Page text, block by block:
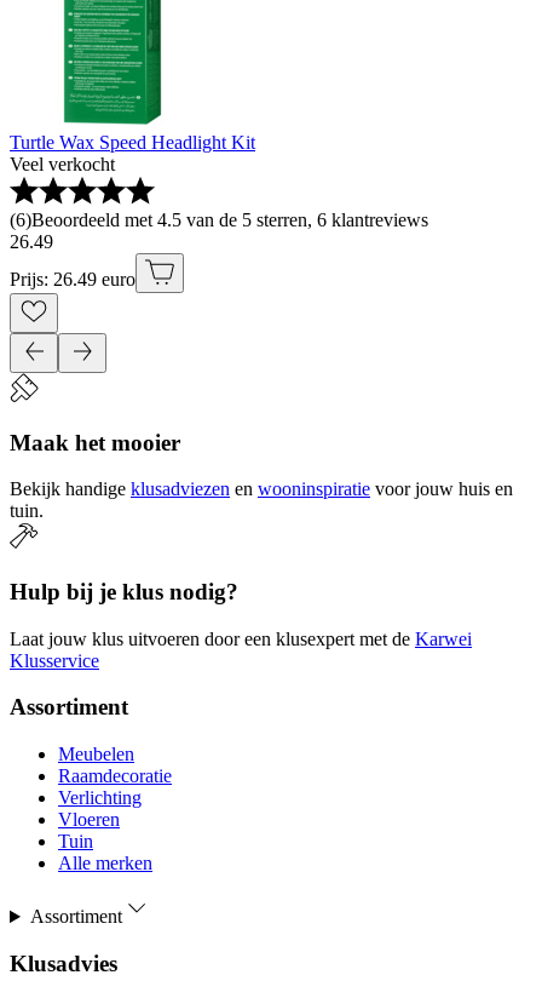
Turtle Wax Speed Headlight Kit
Veel verkocht
(6)Beoordeeld met 4.5 van de 5 sterren, 6 klantreviews
26.49
Prijs: 26.49 euro
Maak het mooier
Bekijk handige klusadviezen en wooninspiratie voor jouw huis en
tuin.
Hulp bij je klus nodig?
Laat jouw klus uitvoeren door een klusexpert met de Karwei
Klusservice
Assortiment
Meubelen
Raamdecoratie
Verlichting
Vloeren
Tuin
Alle merken
Assortiment
Klusadvies